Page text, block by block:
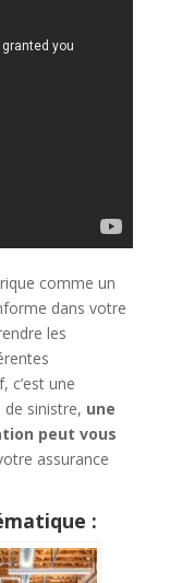
comme un
dans votre
les
c’est une
de sinistre, une
peut vous
assurance
: